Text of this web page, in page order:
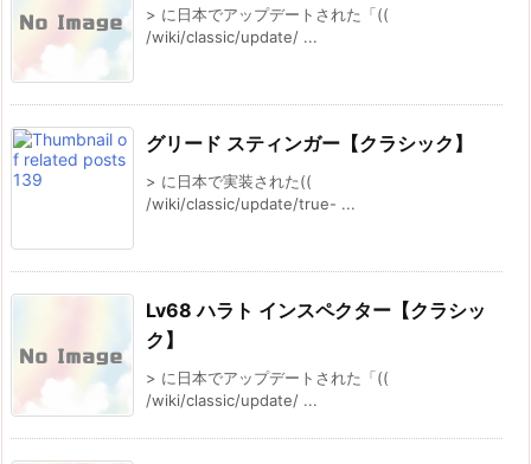
> に日本でアップデートされた「((
/wiki/classic/update/ ...
グリード スティンガー【クラシック】
> に日本で実装された((
/wiki/classic/update/true- ...
Lv68 ハラト インスペクター【クラシッ
ク】
> に日本でアップデートされた「((
/wiki/classic/update/ ...